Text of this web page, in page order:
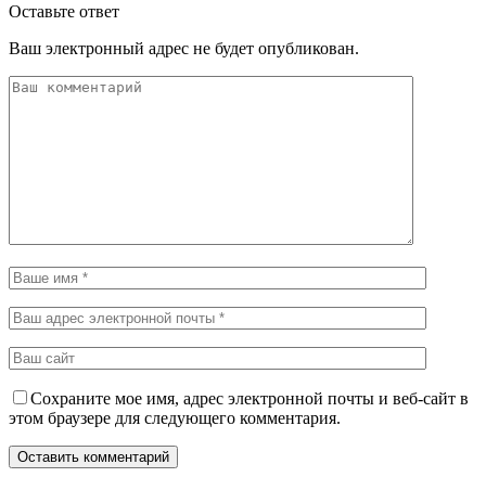
Оставьте ответ
Ваш электронный адрес не будет опубликован.
Сохраните мое имя, адрес электронной почты и веб-сайт в
этом браузере для следующего комментария.